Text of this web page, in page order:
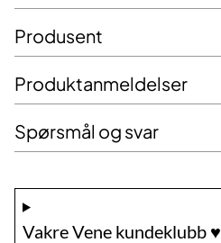
Produsent
Produktanmeldelser
Spørsmål og svar
Vakre Vene kundeklubb ♥️